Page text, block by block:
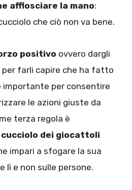
afflosciare la mano:
che ciò non va bene.
positivo ovvero dargli
farli capire che ha fatto
importante per consentire
le azioni giuste da
terza regola è
cucciolo dei giocattoli
impari a sfogare la sua
lì e non sulle persone.